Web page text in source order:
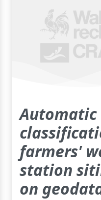
Automatic
farmers'
station
on